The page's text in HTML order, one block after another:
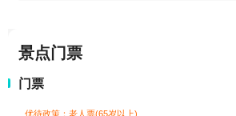
景点门票
门票
优待政策：老人票(65岁以上)